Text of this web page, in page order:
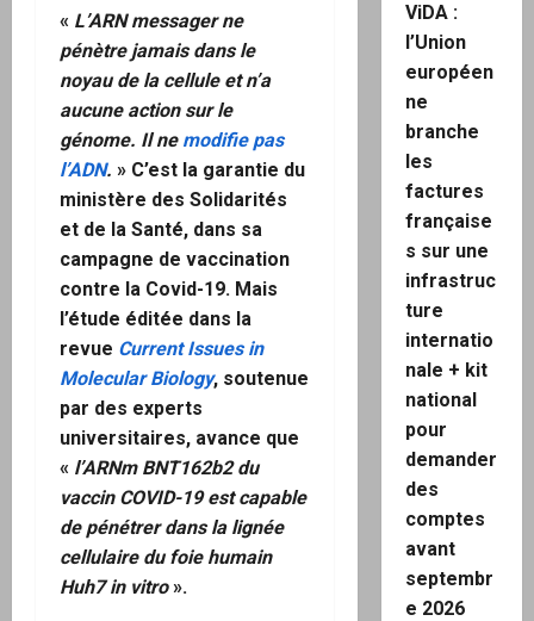
« L’ARN messager ne
pénètre jamais dans le
noyau de la cellule et n’a
aucune action sur le
génome. Il ne modifie pas
l’ADN. » C’est la garantie du
ministère des Solidarités
et de la Santé, dans sa
campagne de vaccination
contre la Covid-19. Mais
l’étude éditée dans la
revue Current Issues in
Molecular Biology, soutenue
par des experts
universitaires, avance que
« l’ARNm BNT162b2 du
vaccin COVID-19 est capable
de pénétrer dans la lignée
cellulaire du foie humain
Huh7 in vitro ».
ViDA :
l’Union
européen
ne
branche
les
factures
française
s sur une
infrastruc
ture
internatio
nale + kit
national
pour
demander
des
comptes
avant
septembr
e 2026